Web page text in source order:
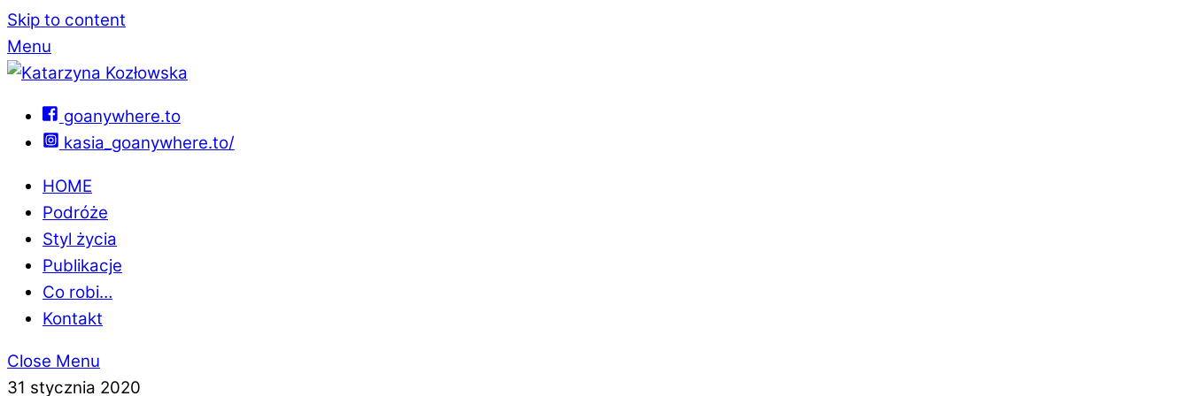
Skip to content
Menu
goanywhere.to
kasia_goanywhere.to/
HOME
Podróże
Styl życia
Publikacje
Co robi…
Kontakt
Close Menu
31 stycznia 2020